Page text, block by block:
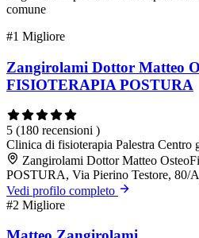
comune
#1 Migliore
Zangirolami Dottor Matteo
FISIOTERAPIA POSTURA
5 (180 recensioni )
Clinica di fisioterapia Palestra Centro
Zangirolami Dottor Matteo
POSTURA, Via Pierino Testore, 80/
Vedi profilo completo
#2 Migliore